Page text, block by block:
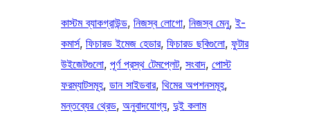
কাস্টম ব্যাকগ্রাউন্ড, নিজস্ব লোগো, নিজস্ব মেনু, ই-
কমার্স, ফিচারড ইমেজ হেডার, ফিচারড ছবিগুলো, ফুটার
উইজেটগুলো, পূর্ণ প্রস্থ টেমপ্লেট, সংবাদ, পোস্ট
ফরম্যাটসমূহ, ডান সাইডবার, থিমের অপশনসমূহ
মন্তব্যের থ্রেড, অনুবাদযোগ্য, দুই কলাম